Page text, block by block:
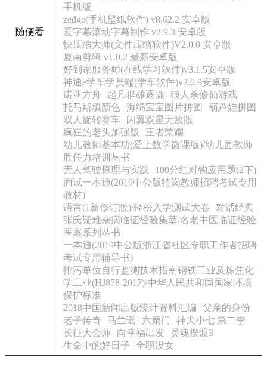
随便看
手机版
zedge(手机壁纸软件) v8.62.2 安卓版
爱字幕滚动字幕制作 v2.9.3 安卓版
快压缩大师(文件压缩软件)V2.0.0 安卓版
夏南剪辑 v1.0.2 最新安卓版
好到家服务师(在线学习软件)v3.1.5安卓版
神通e学车学员端(学车软件)v2.0.9安卓版
诺亚方舟
起凡群雄逐鹿
狼人杀修仙游戏
托马斯填颜色 海绵宝宝图片拼图
葫芦娃拼图
双人旋转赛车
闪翼双星无敌版
疯狂的老头加强版
王者荣耀
幼儿教师基本功(爱上数学微课版)/幼儿园教师
胜任力培训丛书
无人驾驶原理与实践
100分红对钩应用题(2下)
面试一本通(2019中公版特岗教师招聘考试专用
教材)
语言(1新修订版)/轻松入学测试大卷
对话经典
张氏疑难杂病临证经验集萃/名老中医临证经验
医案系列丛书
一本通(2019中公版浙江省社区专职工作者招聘
考试专用辅导书)
排污单位自行监测技术指南钢铁工业及炼焦化
学工业(HJ878-2017)/中华人民共和国国家环境
保护标准
2018中国新闻出版统计资料汇编
父亲的身份
老子传奇
马兰谣 六扇门
神犬小七 第二季
长征大会师
向幸福出发
灵魂摆渡3
生命中的好日子
全职没女